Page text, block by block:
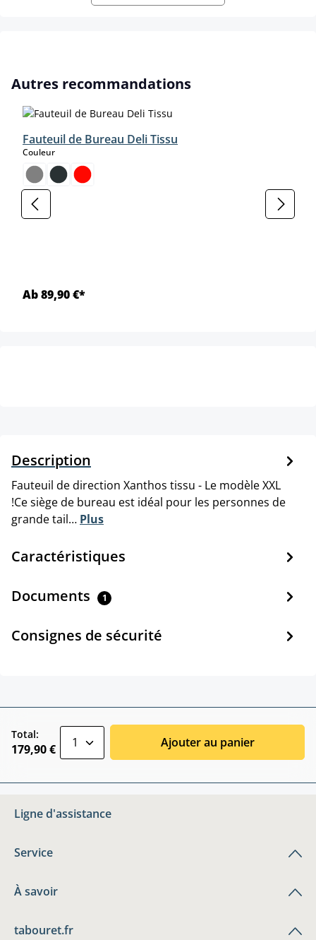
Ignorer la galerie de produits
Autres recommandations
Fauteuil de Bureau Deli Tissu
Couleurselect
Ab 89,90 €*
Description
Fauteuil de direction Xanthos tissu - Le modèle XXL
!Ce siège de bureau est idéal pour les personnes de
grande tail… Plus
Caractéristiques
Documents 1
Consignes de sécurité
Total:
179,90 € Ajouter au panier
Ligne d'assistance
Service
À savoir
tabouret.fr